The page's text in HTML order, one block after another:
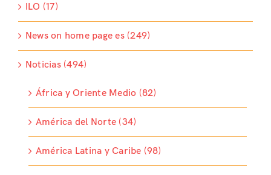
ILO (17)
News on home page es (249)
Noticias (494)
África y Oriente Medio (82)
América del Norte (34)
América Latina y Caribe (98)